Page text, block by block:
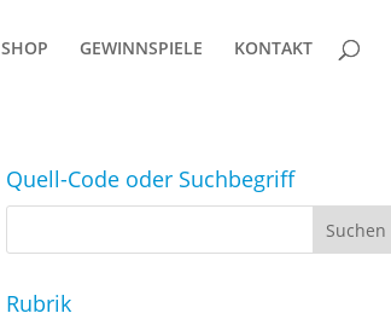
SHOP GEWINNSPIELE KONTAKT
Quell-Code oder Suchbegriff
Rubrik